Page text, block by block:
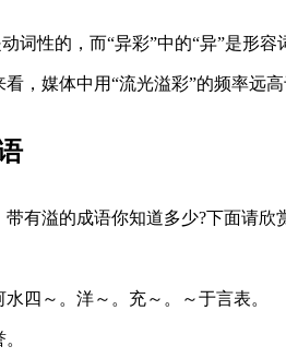
词性的，而“异彩”中的“异”是形
，媒体中用“流光溢彩”的频率远
有溢的成语你知道多少?下面请
四～。洋～。充～。～于言表。